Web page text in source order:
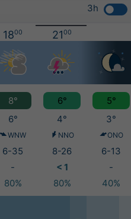
3h
1800 2100
8° 6°
5°
6° 4° 3°
WNW NNO ONO
6-35 8-26
6-13
- < 1
-
80% 80% 40%